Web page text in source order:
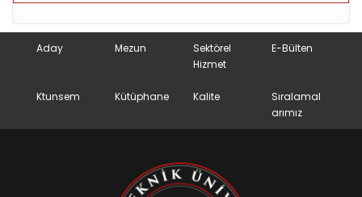
Aday Mezun
Sektörel
Hizmet
E-Bülten
Ktunsem Kütüphane Kalite
Sıralamal
arımız